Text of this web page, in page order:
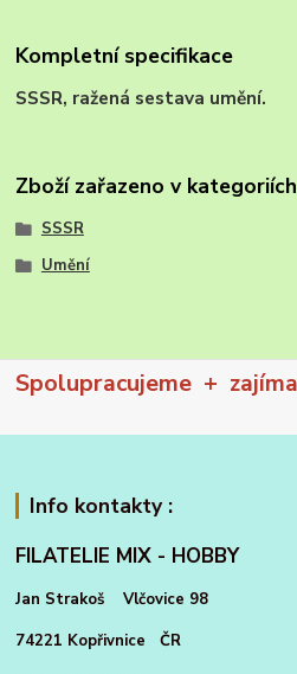
Kompletní specifikace
SSSR, ražená sestava
Zboží zařazeno v kategoriích
SSSR
Umění
Spolupracujeme +
Info kontakty :
FILATELIE MIX - HOBBY
Jan Strakoš Vlčovice 98
74221 Kopřivnice ČR